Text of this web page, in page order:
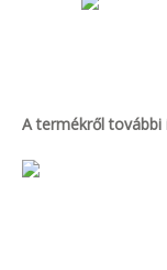
A termékről